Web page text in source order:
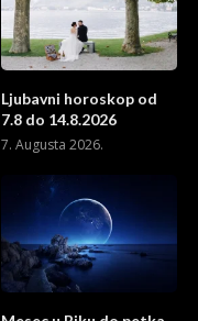
Ljubavni horoskop od
7.8 do 14.8.2026
7. Augusta 2026.